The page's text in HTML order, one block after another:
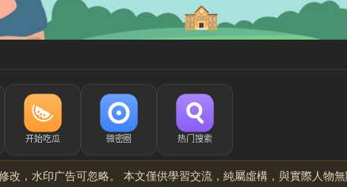
，水印广告可忽略。 本文僅供學習交流，純屬虛構，與實際人物